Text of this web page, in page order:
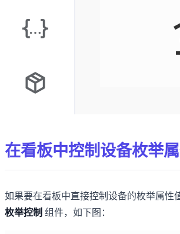
在看板中控制设备枚举
如果要在看板中直接控制设备的枚举属性
枚举控制 组件，如下图：